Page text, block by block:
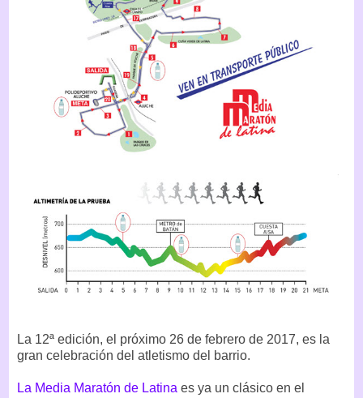
La 12ª edición, el próximo 26 de febrero de 2017, es la
gran celebración del atletismo del barrio.
La Media Maratón de Latina es ya un clásico en el